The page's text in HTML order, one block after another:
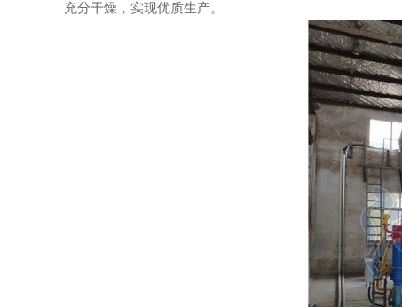
充分干燥，实现优质生产。